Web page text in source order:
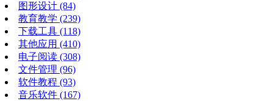
图形设计 (84)
教育教学 (239)
下载工具 (118)
其他应用 (410)
电子阅读 (308)
文件管理 (96)
软件教程 (93)
音乐软件 (167)